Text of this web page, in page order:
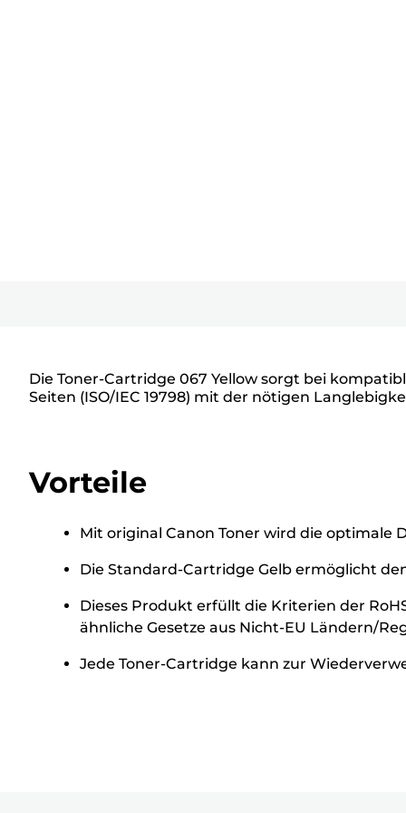
Die Toner-Cartridge 067 Yellow sorgt bei
Seiten (ISO/IEC 19798) mit der nötigen
Vorteile
Mit original Canon Toner wird die optimale
Die Standard-Cartridge Gelb ermöglicht
Dieses Produkt erfüllt die Kriterien der
ähnliche Gesetze aus Nicht-EU Ländern/
Jede Toner-Cartridge kann zur